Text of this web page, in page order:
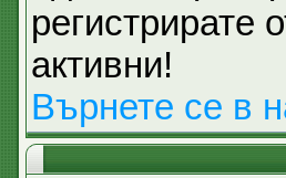
регистрирате
активни!
Върнете се в